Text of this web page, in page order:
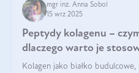
mgr inż. Anna Sobol
15 wrz 2025
Peptydy kolagenu –
dlaczego warto je
Kolagen jako białko